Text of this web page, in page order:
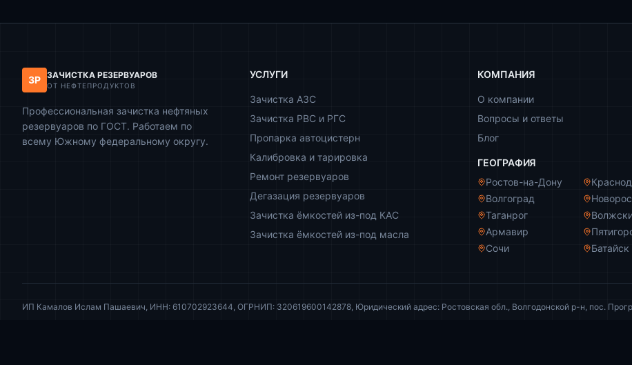
ЗР ЗАЧИСТКА РЕЗЕРВУАРОВ
ОТ НЕФТЕПРОДУКТОВ
Профессиональная зачистка нефтяных
резервуаров по ГОСТ. Работаем по
всему Южному федеральному округу.
УСЛУГИ
Зачистка АЗС
Зачистка РВС и РГС
Пропарка автоцистерн
Калибровка и тарировка
Ремонт резервуаров
Дегазация резервуаров
Зачистка ёмкостей из-под КАС
Зачистка ёмкостей из-под масла
КОМПАНИЯ
О компании
Вопросы и ответы
Блог
ГЕОГРАФИЯ
Ростов-на-Дону
Волгоград
Таганрог
Армавир
Сочи
Батайск
ИП Камалов Ислам Пашаевич, ИНН: 610702923644, ОГРНИП: 320619600142878, Юридический адрес: Ростовская обл., Волгодонской р-н, пос.